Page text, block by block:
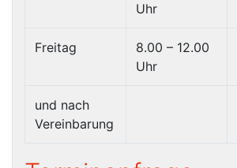
Uhr
Freitag
8.00 – 12.00
Uhr
und nach
Vereinbarung